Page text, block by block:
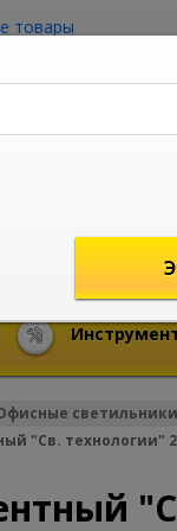
товары
светильники
"Св. технологии"